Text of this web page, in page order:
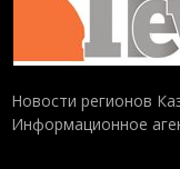
Новости регионов
Информационное